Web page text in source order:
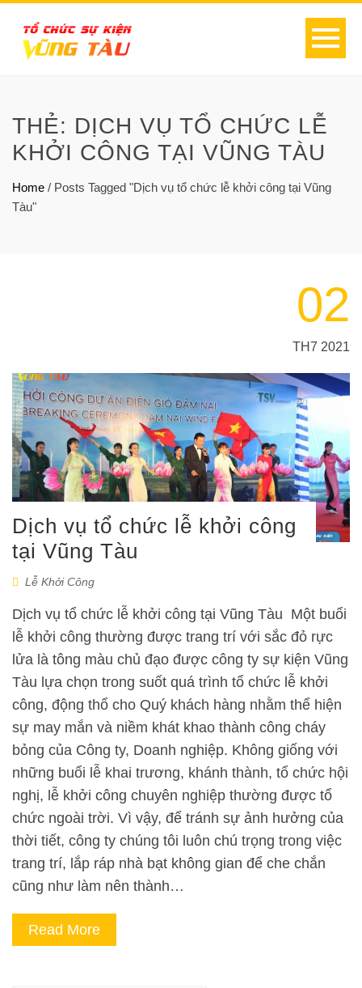
THẺ: DỊCH VỤ TỔ CHỨC LỄ
KHỞI CÔNG TẠI VŨNG TÀU
Home / Posts Tagged "Dịch vụ tổ chức lễ khởi công tại Vũng
Tàu"
02
TH7 2021
Dịch vụ tổ chức lễ khởi công
tại Vũng Tàu
Lễ Khởi Công
Dịch vụ tổ chức lễ khởi công tại Vũng Tàu Một buổi
lễ khởi công thường được trang trí với sắc đỏ rực
lửa là tông màu chủ đạo được công ty sự kiện Vũng
Tàu lựa chọn trong suốt quá trình tổ chức lễ khởi
công, động thổ cho Quý khách hàng nhằm thể hiện
sự may mắn và niềm khát khao thành công cháy
bỏng của Công ty, Doanh nghiệp. Không giống với
những buổi lễ khai trương, khánh thành, tổ chức hội
nghị, lễ khởi công chuyên nghiệp thường được tổ
chức ngoài trời. Vì vậy, để tránh sự ảnh hưởng của
thời tiết, công ty chúng tôi luôn chú trọng trong việc
trang trí, lắp ráp nhà bạt không gian để che chắn
cũng như làm nên thành…
Read More